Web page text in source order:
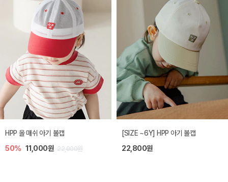
HPP 올 매쉬 아기 볼캡
50% 11,000원 22,000원
[SIZE ~6Y] HPP 아기 볼캡
22,800원